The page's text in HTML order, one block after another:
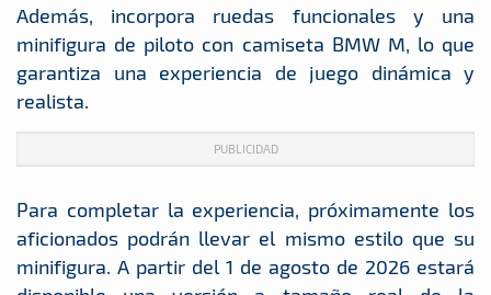
Además, incorpora ruedas funcionales y una
minifigura de piloto con camiseta BMW M, lo que
garantiza una experiencia de juego dinámica y
realista.
PUBLICIDAD
Para completar la experiencia, próximamente los
aficionados podrán llevar el mismo estilo que su
minifigura. A partir del 1 de agosto de 2026 estará